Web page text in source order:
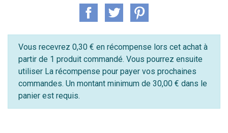
Vous recevrez 0,30 € en récompense lors cet achat à
partir de 1 produit commandé. Vous pourrez ensuite
utiliser La récompense pour payer vos prochaines
commandes. Un montant minimum de 30,00 € dans le
panier est requis.